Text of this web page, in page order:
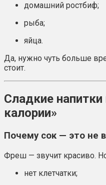
домашний ростбиф;
рыба;
яйца.
Да, нужно чуть больше
стоит.
Сладкие
калории»
Почему сок — это не
Фреш — звучит красиво.
нет клетчатки;